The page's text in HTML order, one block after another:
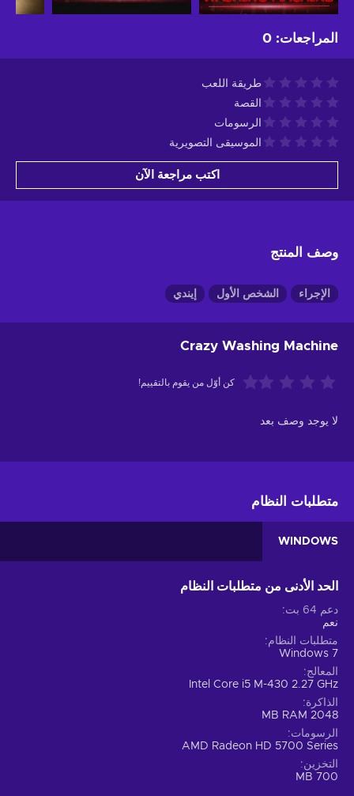
المراجعات:
0
طريقة اللعب
القصة
الرسومات
الموسيقى التصويرية
اكتب مراجعة الآن
وصف المنتج
الإجراء الشخص الأول إيندي
Crazy Washing Machine
كن أوّل من يقوم بالتقييم!
لا يوجد وصف بعد
متطلبات النظام
WINDOWS
الحد الأدنى من متطلبات النظام
دعم 64 بت
نعم
متطلبات النظام
Windows 7
المعالج
Intel Core i5 M-430 2.27 GHz
الذاكرة
2048 MB RAM
الرسومات
AMD Radeon HD 5700 Series
التخزين
700 MB